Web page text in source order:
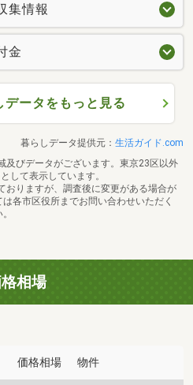
集情報
金
ータをもっと見る
暮らしデータ提供元： 生活ガイド.com
及びデータがございます。東京23区以外
して表示しています。
おりますが、調査後に変更がある場合が
各市区役所までお問い合わせいただく
相場
価格相場 物件